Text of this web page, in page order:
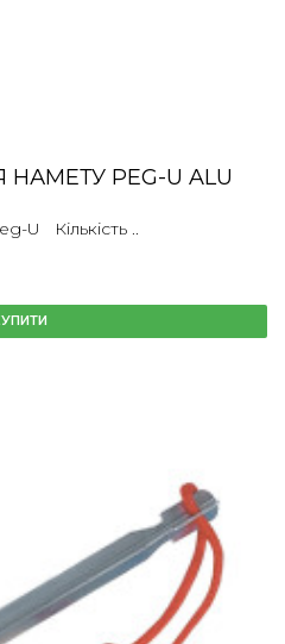
НАМЕТУ PEG-U ALU
U Кількість ..